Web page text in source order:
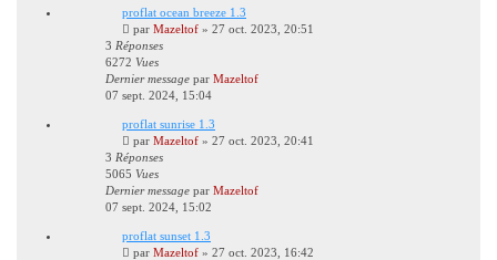
proflat ocean breeze 1.3
par Mazeltof » 27 oct. 2023, 20:51
3 Réponses
6272 Vues
Dernier message par Mazeltof
07 sept. 2024, 15:04
proflat sunrise 1.3
par Mazeltof » 27 oct. 2023, 20:41
3 Réponses
5065 Vues
Dernier message par Mazeltof
07 sept. 2024, 15:02
proflat sunset 1.3
par Mazeltof » 27 oct. 2023, 16:42